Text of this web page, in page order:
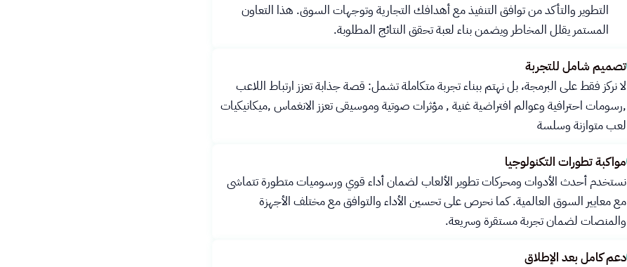
التطوير والتأكد من توافق التنفيذ مع أهدافك التجارية وتوجهات السوق. هذا التعاون
المستمر يقلل المخاطر ويضمن بناء لعبة تحقق النتائج المطلوبة.
تصميم شامل للتجربة
لا نركز فقط على البرمجة، بل نهتم ببناء تجربة متكاملة تشمل: قصة جذابة تعزز ارتباط اللاعب
,رسومات احترافية وعوالم افتراضية غنية , مؤثرات صوتية وموسيقى تعزز الانغماس ,ميكانيكيات
لعب متوازنة وسلسة
مواكبة تطورات التكنولوجيا
نستخدم أحدث الأدوات ومحركات تطوير الألعاب لضمان أداء قوي ورسوميات متطورة تتماشى
مع معايير السوق العالمية. كما نحرص على تحسين الأداء والتوافق مع مختلف الأجهزة
والمنصات لضمان تجربة مستقرة وسريعة.
دعم كامل بعد الإطلاق